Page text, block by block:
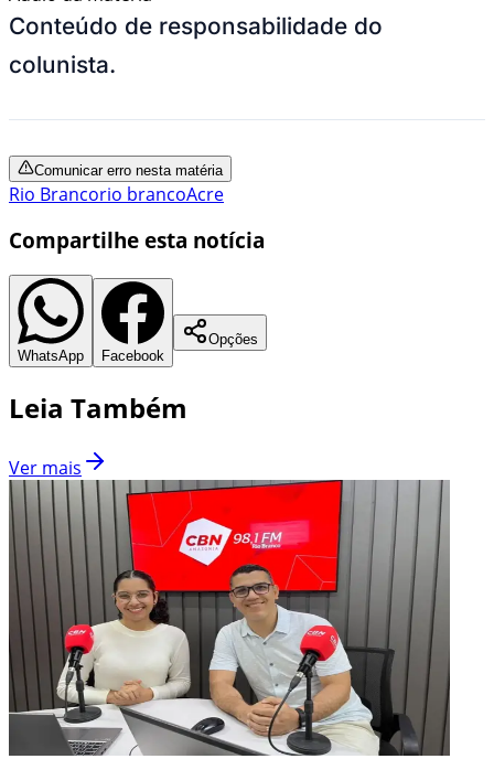
Conteúdo de responsabilidade do
colunista.
Comunicar erro nesta matéria
Rio Brancorio brancoAcre
Compartilhe esta notícia
WhatsApp Facebook
Opções
Leia Também
Ver mais